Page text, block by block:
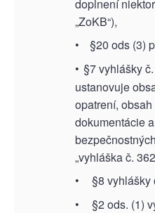
doplnení
„ZoKB“),
•
§20 ods (3)
• §7 vyhlášky
ustanovuje
opatrení,
dokumentácie
„vyhláška č.
•
§8 vyhlášky
•
§2 ods. (1)